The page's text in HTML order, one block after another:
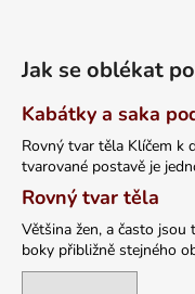
Jak se oblékat
Kabátky a saka
Rovný tvar těla Klíčem k
tvarované postavě je
Rovný tvar těla
Většina žen, a často
boky přibližně stejného